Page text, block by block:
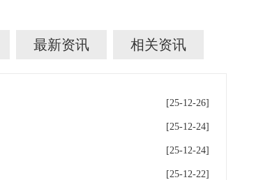
最新资讯 相关资讯
[25-12-26]
[25-12-24]
[25-12-24]
[25-12-22]